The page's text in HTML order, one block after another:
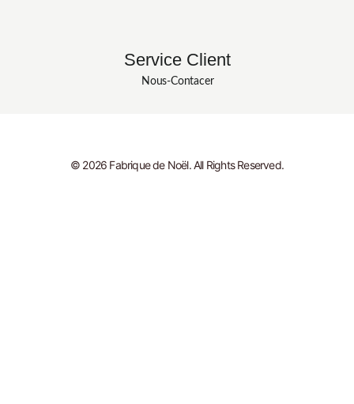
Service Client
Nous-Contacer
© 2026 Fabrique de Noël. All Rights Reserved.